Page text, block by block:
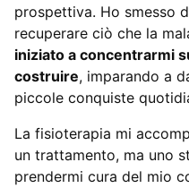
prospettiva. Ho smesso
recuperare ciò che la
iniziato a concentrarmi
costruire, imparando a
piccole conquiste
La fisioterapia mi
un trattamento, ma uno
prendermi cura del mio